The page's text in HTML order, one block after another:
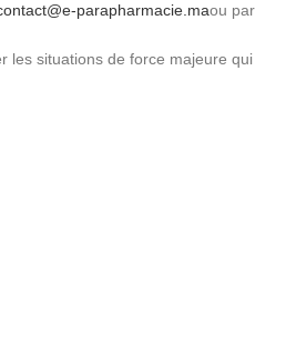
parapharmacie.maou par
les situations de force majeure qui